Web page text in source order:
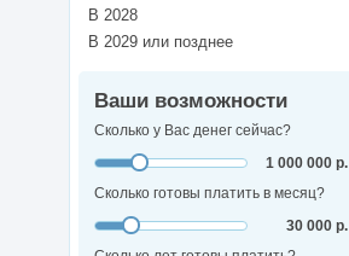
В 2028
В 2029 или позднее
Ваши возможности
Сколько у Вас денег сейчас?
1 000 000 р.
Сколько готовы платить в месяц?
30 000 р.